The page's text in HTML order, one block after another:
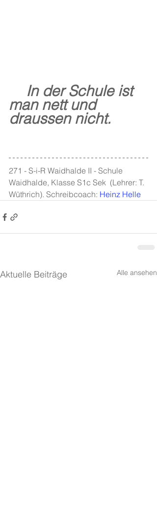
In der Schule ist
man nett und
draussen nicht.
271 - S-i-R Waidhalde II - Schule
Waidhalde, Klasse S1c Sek  (Lehrer: T.
Wüthrich). Schreibcoach: Heinz Helle
Aktuelle Beiträge Alle ansehen